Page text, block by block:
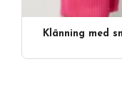
Klänning med